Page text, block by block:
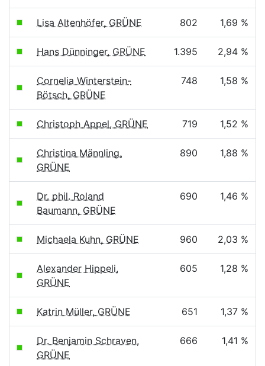
Lisa Altenhöfer, GRÜNE 802 1,69 %
Hans Dünninger, GRÜNE 1.395 2,94 %
Cornelia Winterstein-
Bötsch, GRÜNE
748 1,58 %
Christoph Appel, GRÜNE 719 1,52 %
Christina Männling,
GRÜNE
890 1,88 %
Dr. phil. Roland
Baumann, GRÜNE
690 1,46 %
Michaela Kuhn, GRÜNE 960 2,03 %
Alexander Hippeli,
GRÜNE
605 1,28 %
Katrin Müller, GRÜNE 651 1,37 %
Dr. Benjamin Schraven,
GRÜNE
666 1,41 %